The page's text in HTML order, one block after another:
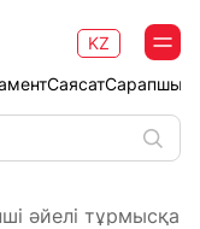
Саясат
KZ
әйелі тұрмысқа